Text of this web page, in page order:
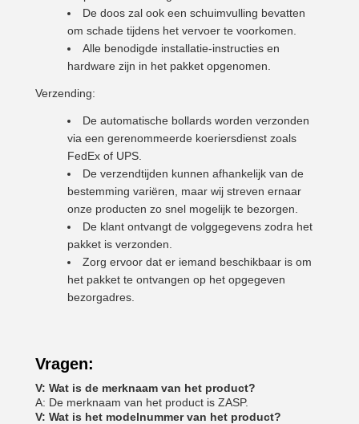
De doos zal ook een schuimvulling bevatten
om schade tijdens het vervoer te voorkomen.
Alle benodigde installatie-instructies en
hardware zijn in het pakket opgenomen.
Verzending:
De automatische bollards worden verzonden
via een gerenommeerde koeriersdienst zoals
FedEx of UPS.
De verzendtijden kunnen afhankelijk van de
bestemming variëren, maar wij streven ernaar
onze producten zo snel mogelijk te bezorgen.
De klant ontvangt de volggegevens zodra het
pakket is verzonden.
Zorg ervoor dat er iemand beschikbaar is om
het pakket te ontvangen op het opgegeven
bezorgadres.
Vragen:
V: Wat is de merknaam van het product?
A: De merknaam van het product is ZASP.
V: Wat is het modelnummer van het product?